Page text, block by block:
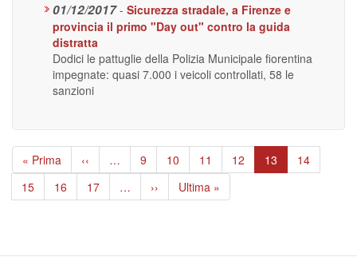
01/12/2017 - Sicurezza stradale, a Firenze e
provincia il primo "Day out" contro la guida
distratta
Dodici le pattuglie della Polizia Municipale fiorentina
impegnate: quasi 7.000 i veicoli controllati, 58 le
sanzioni
Paginazione
Prima
pagina
« Prima
Pagina
precedente
‹‹ … Page
9 Page
10 Page
11 Page
12
Pagina
attuale
13 Page
14
Page
15 Page
16 Page
17 …
Pagina
successiva
››
Ultima
pagina
Ultima »